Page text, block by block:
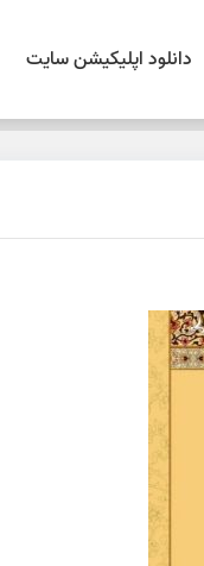
دانلود اپلیکیشن سایت